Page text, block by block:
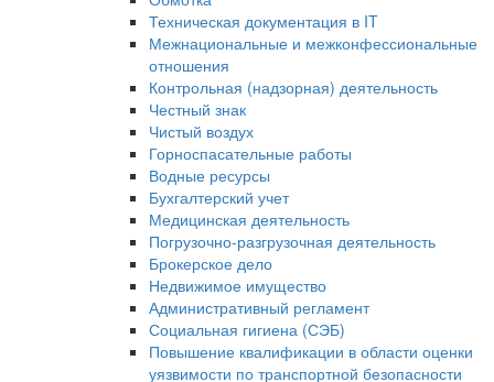
Техническая документация в IT
Межнациональные и межконфессиональные
отношения
Контрольная (надзорная) деятельность
Честный знак
Чистый воздух
Горноспасательные работы
Водные ресурсы
Бухгалтерский учет
Медицинская деятельность
Погрузочно-разгрузочная деятельность
Брокерское дело
Недвижимое имущество
Административный регламент
Социальная гигиена (СЭБ)
Повышение квалификации в области оценки
уязвимости по транспортной безопасности